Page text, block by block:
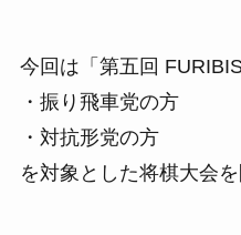
今回は「第五回
・振り飛車党の方
・対抗形党の方
を対象とした将棋大会を